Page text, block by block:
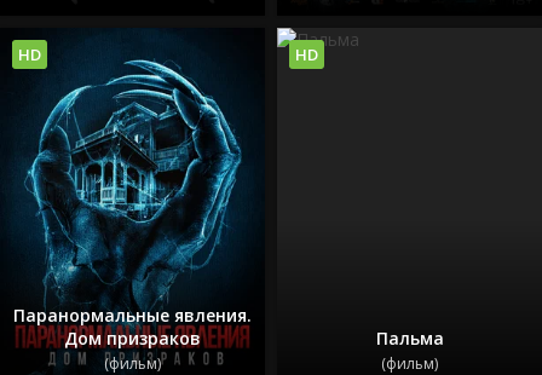
Паранормальные явления.
Дом призраков
(фильм)
HD
Пальма
(фильм)
HD